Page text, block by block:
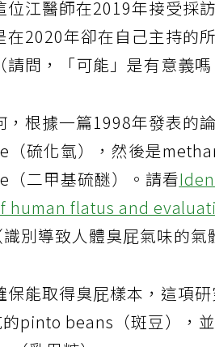
位江醫師在2019年接受採
在2020年卻在自己主持的
請問，「可能」是有意義
，根據一篇1998年發表的
（硫化氫），然後是
（二甲基硫醚）。請看
human flatus and
識別導致人體臭屁氣味的
保能取得臭屁樣本，這項
pinto beans（斑豆），